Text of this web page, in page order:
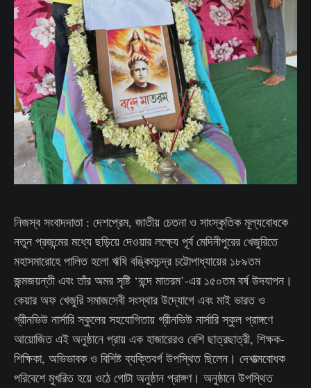
নিজস্ব সংবাদদাতা : দেশপ্রেম, জাতীয় চেতনা ও সাংস্কৃতিক মূল্যবোধকে
নতুন প্রজন্মের মধ্যে ছড়িয়ে দেওয়ার লক্ষ্যে পূর্ব মেদিনীপুরের খেজুরিতে
মহাসমারোহে পালিত হলো ঋষি বঙ্কিমচন্দ্র চট্টোপাধ্যায়ের ১৮৯তম
জন্মজয়ন্তী এবং তাঁর অমর সৃষ্টি ‘বন্দে মাতরম’-এর ১৫০তম বর্ষ উদযাপন।
কেয়ার অফ খেজুরি সমাজসেবী সংস্থার উদ্যোগে এবং মাই ভারত ও
গ্রীনভিউ নার্সারি স্কুলের সহযোগিতায় গ্রীনভিউ নার্সারি স্কুল প্রাঙ্গণে
আয়োজিত এই অনুষ্ঠানে প্রায় এক হাজারেরও বেশি ছাত্রছাত্রী, শিক্ষক-
শিক্ষিকা, অভিভাবক ও বিশিষ্ট ব্যক্তিবর্গ উপস্থিত ছিলেন। দেশাত্মবোধক
পরিবেশে মুখরিত হয়ে ওঠে গোটা অনুষ্ঠান প্রাঙ্গণ। অনুষ্ঠানে উপস্থিত